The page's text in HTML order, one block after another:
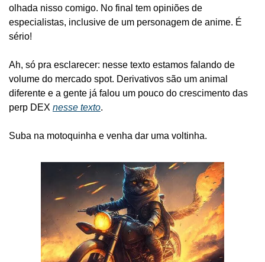
olhada nisso comigo. No final tem opiniões de
especialistas, inclusive de um personagem de anime. É
sério!
Ah, só pra esclarecer: nesse texto estamos falando de
volume do mercado spot. Derivativos são um animal
diferente e a gente já falou um pouco do crescimento das
perp DEX nesse texto.
Suba na motoquinha e venha dar uma voltinha.